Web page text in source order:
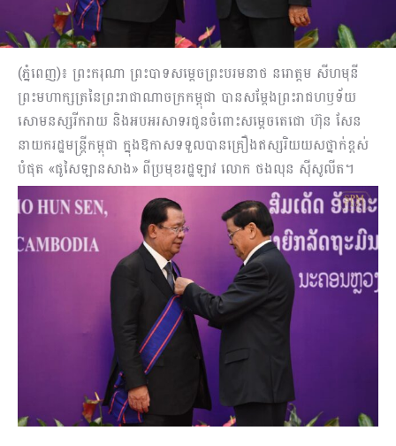
(ភ្នំពេញ)៖ ព្រះករុណា ព្រះបាទសម្តេចព្រះបរមនាថ នរោត្តម សីហមុនី
ព្រះមហាក្សត្រនៃព្រះរាជាណាចក្រកម្ពុជា បានសម្តែងព្រះរាជហឫទ័យ
សោមនស្សរីករាយ និងអបអរសាទរជូនចំពោះសម្តេចតេជោ ហ៊ុន សែន
នាយករដ្ឋមន្ត្រីកម្ពុជា ក្នុងឱកាសទទួលបានគ្រឿងឥស្សរិយយសថ្នាក់ខ្ពស់
បំផុត «ផូសៃឡានសាង» ពីប្រមុខរដ្ឋឡាវ លោក ថងលុន ស៊ីសូលីត។